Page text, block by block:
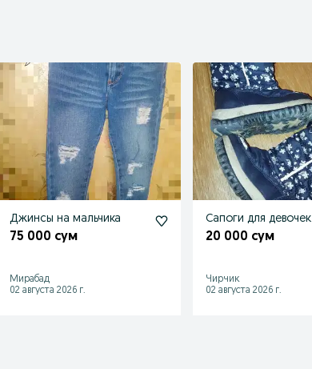
Джинсы на мальчика
75 000 сум
Мирабад
02 августа 2026 г.
Сапоги для девочек
20 000 сум
Чирчик
02 августа 2026 г.